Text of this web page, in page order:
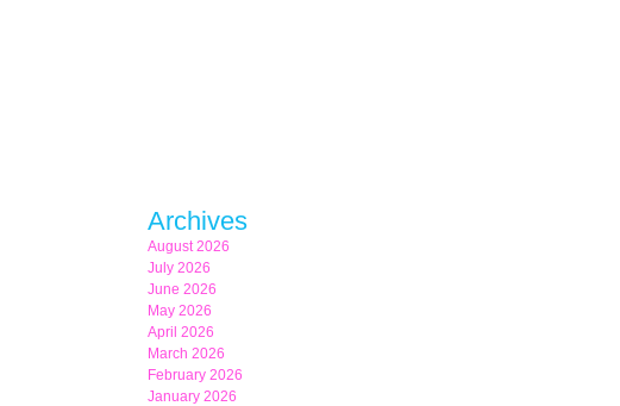
Archives
August 2026
July 2026
June 2026
May 2026
April 2026
March 2026
February 2026
January 2026